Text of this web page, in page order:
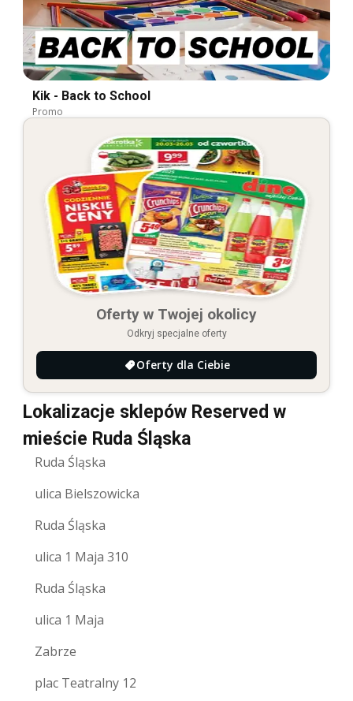
Kik - Back to School
Promo
Oferty w Twojej okolicy
Odkryj specjalne oferty
Oferty dla Ciebie
Lokalizacje sklepów Reserved w
mieście Ruda Śląska
Ruda Śląska
ulica Bielszowicka
Ruda Śląska
ulica 1 Maja 310
Ruda Śląska
ulica 1 Maja
Zabrze
plac Teatralny 12